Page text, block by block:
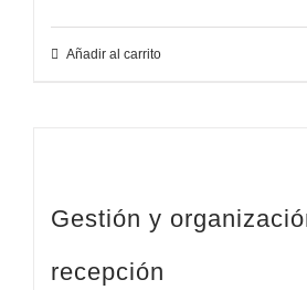
Añadir al carrito
Gestión y
recepción